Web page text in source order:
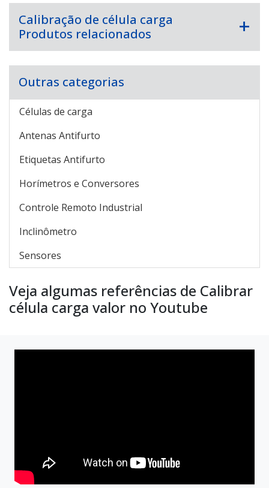
Calibração de célula carga
Produtos relacionados
Outras categorias
Células de carga
Antenas Antifurto
Etiquetas Antifurto
Horímetros e Conversores
Controle Remoto Industrial
Inclinômetro
Sensores
Veja algumas referências de Calibrar
célula carga valor no Youtube